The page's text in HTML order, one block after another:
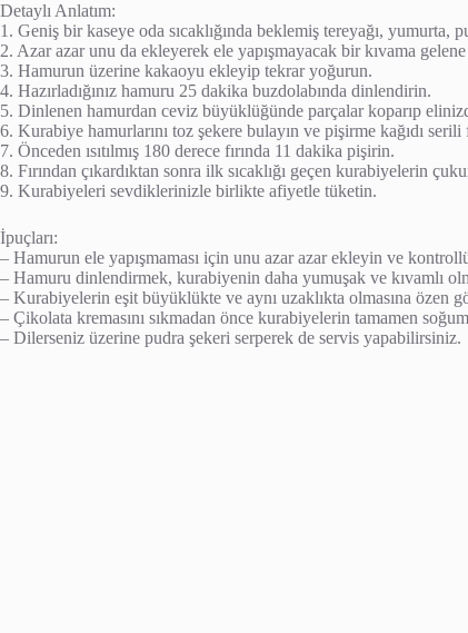
Detaylı Anlatım:
1. Geniş bir kaseye oda sıcaklığında beklemiş tereyağı,
2. Azar azar unu da ekleyerek ele yapışmayacak bir kıvama
3. Hamurun üzerine kakaoyu ekleyip tekrar yoğurun.
4. Hazırladığınız hamuru 25 dakika buzdolabında dinlendirin.
5. Dinlenen hamurdan ceviz büyüklüğünde parçalar koparıp
6. Kurabiye hamurlarını toz şekere bulayın ve pişirme kağıdı serili
7. Önceden ısıtılmış 180 derece fırında 11 dakika pişirin.
8. Fırından çıkardıktan sonra ilk sıcaklığı geçen kurabiyelerin
9. Kurabiyeleri sevdiklerinizle birlikte afiyetle tüketin.
İpuçları:
– Hamurun ele yapışmaması için unu azar azar ekleyin ve
– Hamuru dinlendirmek, kurabiyenin daha yumuşak ve kıvamlı
– Kurabiyelerin eşit büyüklükte ve aynı uzaklıkta olmasına özen
– Çikolata kremasını sıkmadan önce kurabiyelerin tamamen
– Dilerseniz üzerine pudra şekeri serperek de servis yapabilirsiniz.